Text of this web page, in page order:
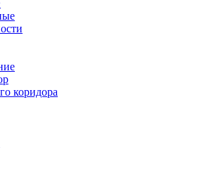
коридора